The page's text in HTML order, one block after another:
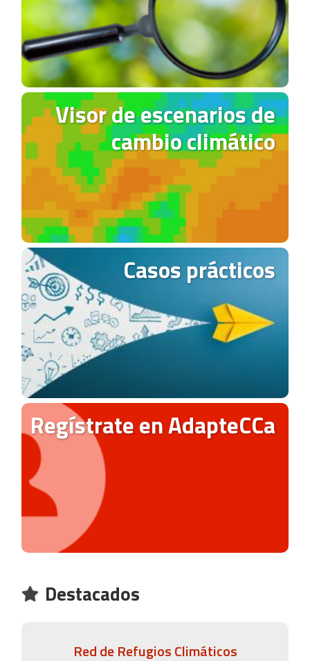
Visor de escenarios de
cambio climático
Casos prácticos
Regístrate en AdapteCCa
Destacados
Red de Refugios Climáticos